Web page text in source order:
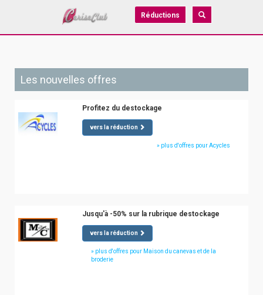
Réductions
Les nouvelles offres
Profitez du destockage
vers la réduction
» plus d'offres pour Acycles
Jusqu'à -50% sur la rubrique destockage
vers la réduction
» plus d'offres pour Maison du canevas et de la
broderie